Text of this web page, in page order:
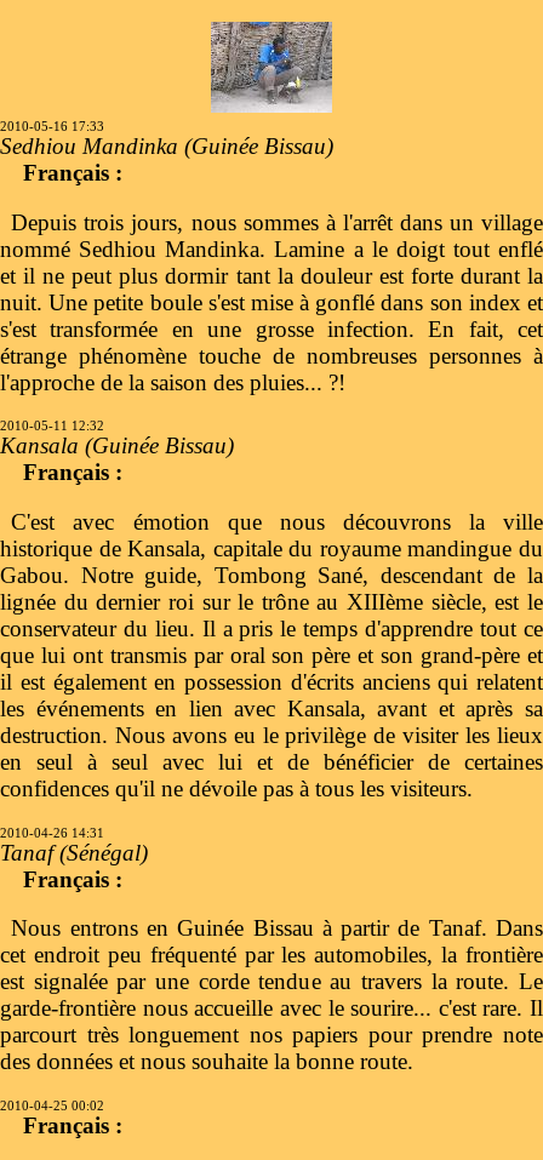
2010-05-16 17:33
Sedhiou Mandinka (Guinée Bissau)
Français :
Depuis trois jours, nous sommes à l'arrêt dans un village
nommé Sedhiou Mandinka. Lamine a le doigt tout enflé
et il ne peut plus dormir tant la douleur est forte durant la
nuit. Une petite boule s'est mise à gonflé dans son index et
s'est transformée en une grosse infection. En fait, cet
étrange phénomène touche de nombreuses personnes à
l'approche de la saison des pluies... ?!
2010-05-11 12:32
Kansala (Guinée Bissau)
Français :
C'est avec émotion que nous découvrons la ville
historique de Kansala, capitale du royaume mandingue du
Gabou. Notre guide, Tombong Sané, descendant de la
lignée du dernier roi sur le trône au XIIIème siècle, est le
conservateur du lieu. Il a pris le temps d'apprendre tout ce
que lui ont transmis par oral son père et son grand-père et
il est également en possession d'écrits anciens qui relatent
les événements en lien avec Kansala, avant et après sa
destruction. Nous avons eu le privilège de visiter les lieux
en seul à seul avec lui et de bénéficier de certaines
confidences qu'il ne dévoile pas à tous les visiteurs.
2010-04-26 14:31
Tanaf (Sénégal)
Français :
Nous entrons en Guinée Bissau à partir de Tanaf. Dans
cet endroit peu fréquenté par les automobiles, la frontière
est signalée par une corde tendue au travers la route. Le
garde-frontière nous accueille avec le sourire... c'est rare. Il
parcourt très longuement nos papiers pour prendre note
des données et nous souhaite la bonne route.
2010-04-25 00:02
Français :